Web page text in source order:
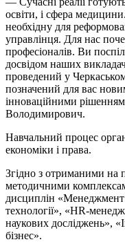
освіти, і сфера
необхідну для
управлiнця. Для нас
професіоналів. Ви
досвідом наших
проведений у
позначений для вас
інноваційними
Володимирович.
Навчальний процес
економіки і права.
Згідно з отриманими на
методичними
дисциплін «Менеджмент
технології», «HR-
наукових досліджень»,
бізнес».